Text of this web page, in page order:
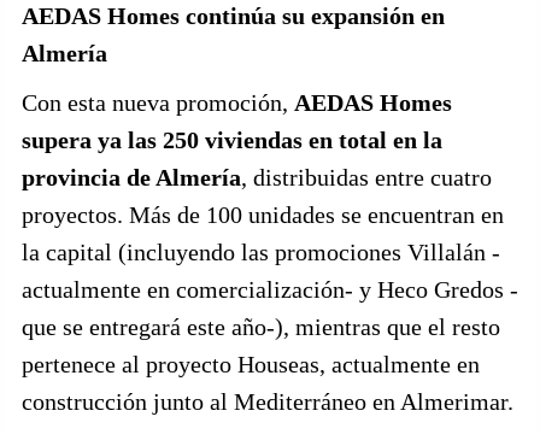
AEDAS Homes continúa su expansión en
Almería
Con esta nueva promoción, AEDAS Homes
supera ya las 250 viviendas en total en la
provincia de Almería, distribuidas entre cuatro
proyectos. Más de 100 unidades se encuentran en
la capital (incluyendo las promociones Villalán -
actualmente en comercialización- y Heco Gredos -
que se entregará este año-), mientras que el resto
pertenece al proyecto Houseas, actualmente en
construcción junto al Mediterráneo en Almerimar.